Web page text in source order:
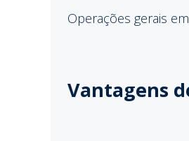
Operações gerais
Vantagens